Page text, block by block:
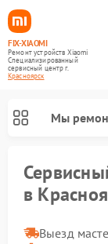
FIX-XIAOMI
Ремонт устройств Xiaomi
Специализированный
cервисный центр г.
Красноярск
Мы
в
Выезд